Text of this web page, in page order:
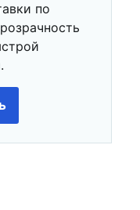
по